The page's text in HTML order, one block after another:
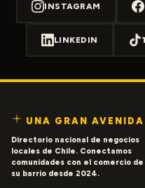
INSTAGRAM
LINKEDIN
UNA GRAN AVENIDA
Directorio nacional de negocios
locales de Chile. Conectamos
comunidades con el comercio de
su barrio desde 2024.